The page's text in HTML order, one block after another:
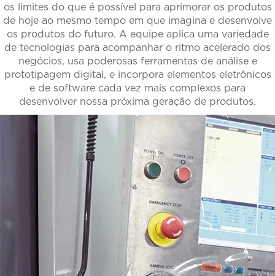
os limites do que é possível para aprimorar os produtos
de hoje ao mesmo tempo em que imagina e desenvolve
os produtos do futuro. A equipe aplica uma variedade
de tecnologias para acompanhar o ritmo acelerado dos
negócios, usa poderosas ferramentas de análise e
prototipagem digital, e incorpora elementos eletrônicos
e de software cada vez mais complexos para
desenvolver nossa próxima geração de produtos.